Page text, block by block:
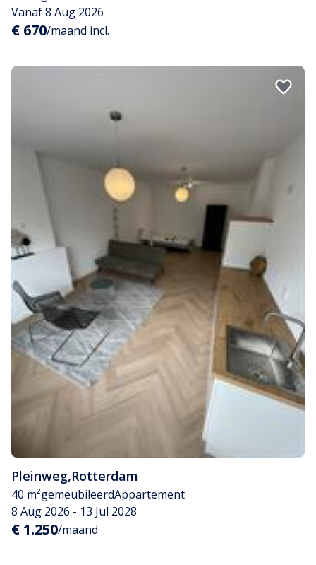
Vanaf 8 Aug 2026
€ 670/maand incl.
Pleinweg,Rotterdam
40 m²gemeubileerdAppartement
8 Aug 2026 - 13 Jul 2028
€ 1.250/maand